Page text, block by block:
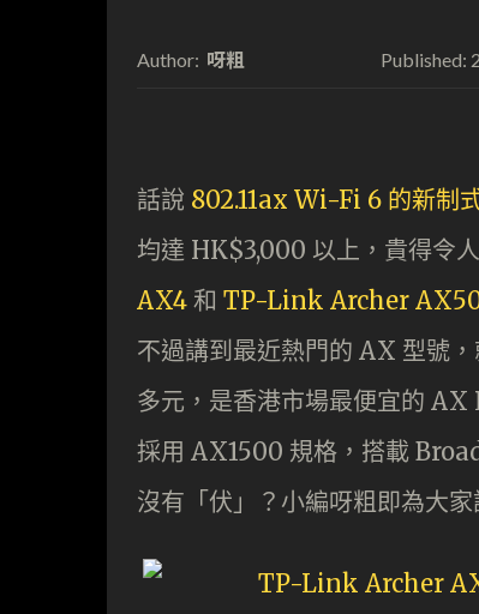
Author: 呀粗 Published:
話說 802.11ax Wi-Fi 6 的新制
均達 HK$3,000 以上，貴得令
AX4 和 TP-Link Archer
不過講到最近熱門的 AX 型號
多元，是香港市場最便宜的
採用 AX1500 規格，搭載
沒有「伏」？小編呀粗即為大